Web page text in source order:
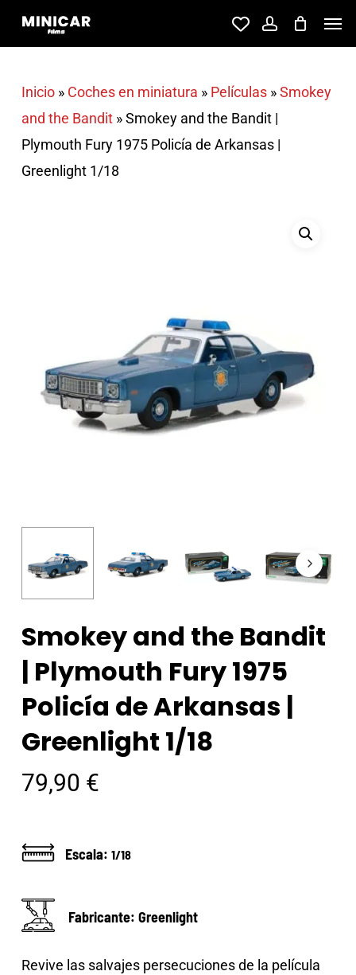
Skip
content
account
Inicio» Coches en miniatura » Películas»Smokey
and the Bandit»Smokey and the Bandit |
Plymouth Fury 1975 Policía de Arkansas |
Greenlight 1/18
Smokey and the Bandit
| Plymouth Fury 1975
Policía de Arkansas |
Greenlight 1/18
79,90 €
Escala: 1/18
Fabricante: Greenlight
Revive las salvajes persecuciones de la película